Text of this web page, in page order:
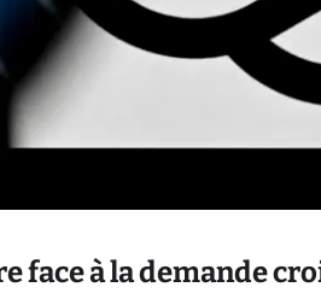
face à la demande